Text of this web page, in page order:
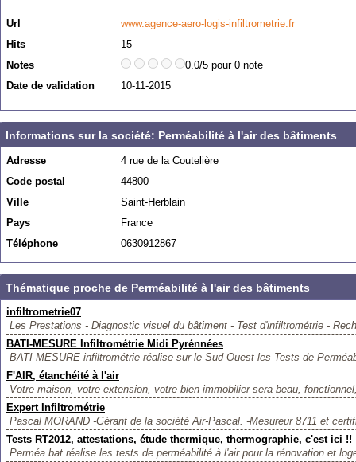
Url
www.agence-aero-logis-infiltrometrie.fr
Hits
15
Notes
0.0/5 pour 0 note
Date de validation
10-11-2015
Informations sur la société: Perméabilité à l'air des bâtiments
Adresse
4 rue de la Coutelière
Code postal
44800
Ville
Saint-Herblain
Pays
France
Téléphone
0630912867
Thématique proche de Perméabilité à l'air des bâtiments
infiltrometrie07
Les Prestations - Diagnostic visuel du bâtiment - Test d'infiltrométrie -
BATI-MESURE Infiltrométrie Midi Pyrénnées
BATI-MESURE infiltrométrie réalise sur le Sud Ouest les Tests de
F'AIR, étanchéité à l'air
Votre maison, votre extension, votre bien immobilier sera beau,
Expert Infiltrométrie
Pascal MORAND -Gérant de la société Air-Pascal. -Mesureur 8711 et
Tests RT2012, attestations, étude thermique, thermographie, c'est ici !!
Perméa bat réalise les tests de perméabilité à l'air pour la rénovation et